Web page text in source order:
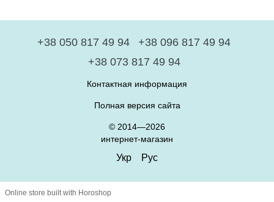
+38 050 817 49 94
+38 096 817 49 94
+38 073 817 49 94
Контактная информация
Полная версия сайта
© 2014—2026
интернет-магазин
Укр Рус
Online store built with Horoshop